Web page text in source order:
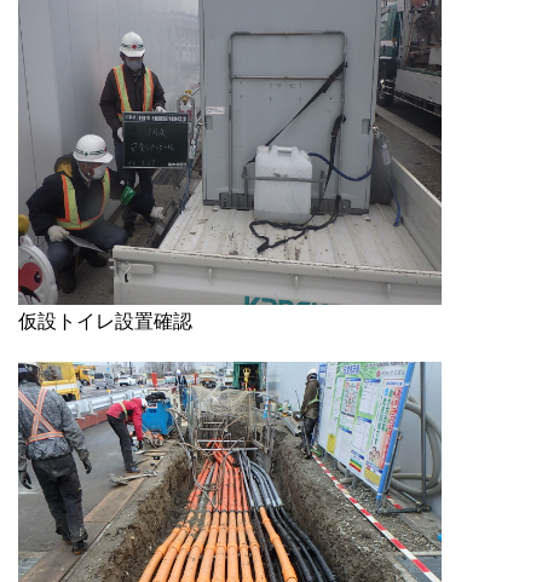
仮設トイレ設置確認